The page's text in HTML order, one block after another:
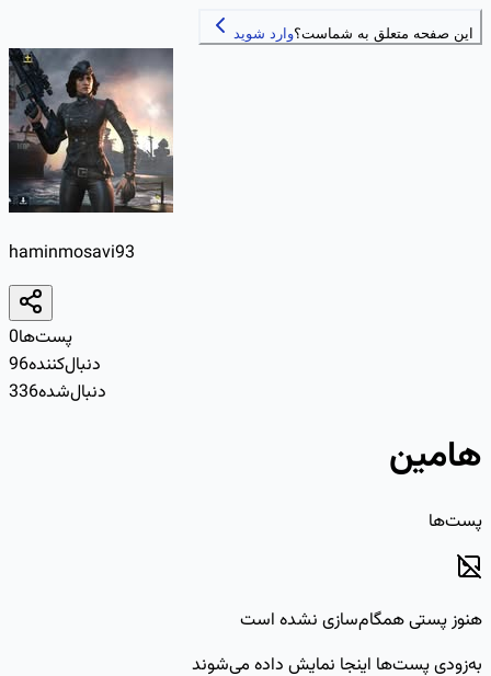
این صفحه متعلق به شماست؟وارد شوید
haminmosavi93
0پست‌ها
96دنبال‌کننده
336دنبال‌شده
هامین
پست‌ها
هنوز پستی همگام‌سازی نشده است
به‌زودی پست‌ها اینجا نمایش داده می‌شوند